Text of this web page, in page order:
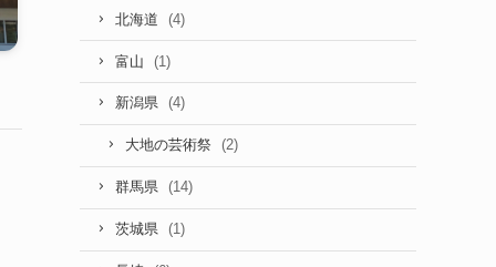
北海道 (4)
富山 (1)
新潟県 (4)
大地の芸術祭 (2)
群馬県 (14)
茨城県 (1)